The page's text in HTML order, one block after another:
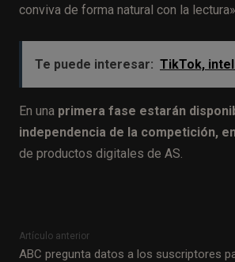
conviva de forma natural con la
Te puede interesar: TikTok,
En una primera fase estarán
independencia de la competición,
de productos digitales de AS.
Artículo anterior
ABC pregunta datos a los suscriptores